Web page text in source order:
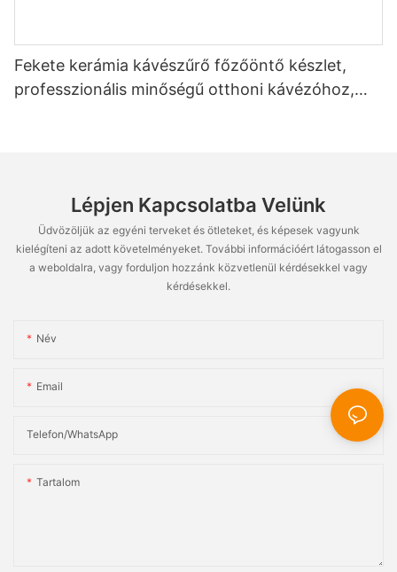
Fekete kerámia kávészűrő főzőöntő készlet,
professzionális minőségű otthoni kávézóhoz,
Lépjen Kapcsolatba Velünk
Üdvözöljük az egyéni terveket és ötleteket, és képesek vagyunk
kielégíteni az adott követelményeket. További információért látogasson el
a weboldalra, vagy forduljon hozzánk közvetlenül kérdésekkel vagy
kérdésekkel.
Név
Email
Telefon/WhatsApp
Tartalom